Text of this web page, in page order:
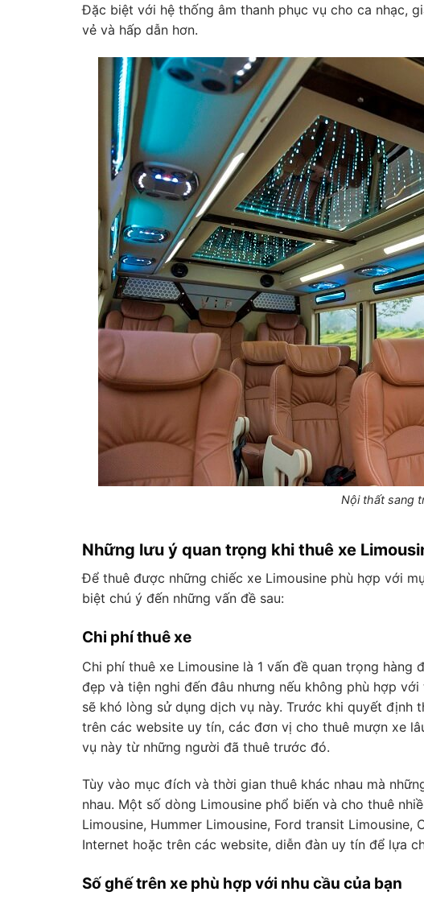
Đặc biệt với hệ thống âm thanh phục vụ cho ca nhạc,
vẻ và hấp dẫn hơn.
Nội thất sang
Những lưu ý quan trọng khi thuê xe
Để thuê được những chiếc xe Limousine phù hợp với
biệt chú ý đến những vấn đề sau:
Chi phí thuê xe
Chi phí thuê xe Limousine là 1 vấn đề quan trọng hàng
đẹp và tiện nghi đến đâu nhưng nếu không phù hợp
sẽ khó lòng sử dụng dịch vụ này. Trước khi quyết định
trên các website uy tín, các đơn vị cho thuê mượn xe
vụ này từ những người đã thuê trước đó.
Tùy vào mục đích và thời gian thuê khác nhau mà
nhau. Một số dòng Limousine phổ biến và cho thuê
Limousine, Hummer Limousine, Ford transit
Internet hoặc trên các website, diễn đàn uy tín để lựa
Số ghế trên xe phù hợp với nhu cầu của bạn